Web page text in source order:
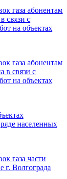
газа абонентам
связи с
на объектах
газа абонентам
в связи с
на объектах
населенных
газа части
г. Волгограда